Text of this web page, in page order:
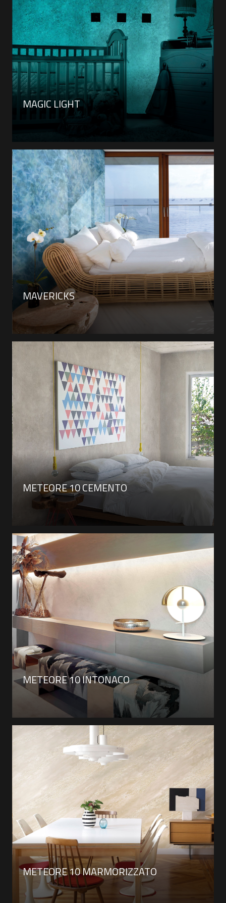
MAGIC LIGHT
MAVERICKS
METEORE 10 CEMENTO
METEORE 10 INTONACO
METEORE 10 MARMORIZZATO